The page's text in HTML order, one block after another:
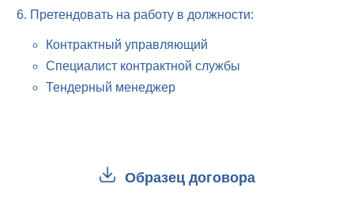
Претендовать на работу в должности:
Контрактный управляющий
Специалист контрактной службы
Тендерный менеджер
Образец договора